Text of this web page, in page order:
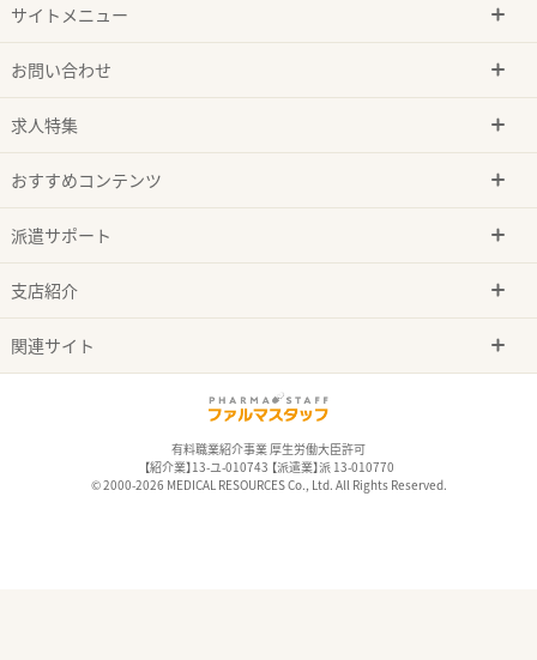
サイトメニュー
お問い合わせ
求人特集
おすすめコンテンツ
派遣サポート
支店紹介
関連サイト
有料職業紹介事業 厚生労働大臣許可
【紹介業】13-ユ-010743 【派遣業】派 13-010770
© 2000-2026 MEDICAL RESOURCES Co., Ltd. All Rights Reserved.